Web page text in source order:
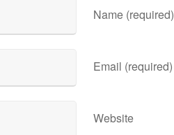
Name (required)
Email (required)
Website